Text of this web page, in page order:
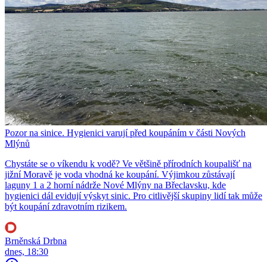
Pozor na sinice. Hygienici varují před koupáním v části Nových
Mlýnů
Chystáte se o víkendu k vodě? Ve většině přírodních koupališť na
jižní Moravě je voda vhodná ke koupání. Výjimkou zůstávají
laguny 1 a 2 horní nádrže Nové Mlýny na Břeclavsku, kde
hygienici dál evidují výskyt sinic. Pro citlivější skupiny lidí tak může
být koupání zdravotním rizikem.
Brněnská Drbna
dnes, 18:30